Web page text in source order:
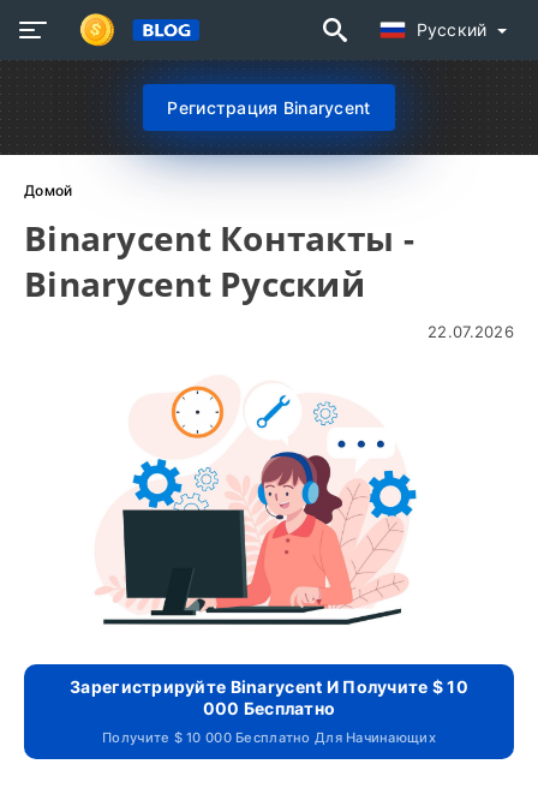
Русский
Регистрация Binarycent
Домой
Binarycent Контакты -
Binarycent Русский
22.07.2026
Зарегистрируйте Binarycent И Получите $ 10
000 Бесплатно
Получите $ 10 000 Бесплатно Для Начинающих